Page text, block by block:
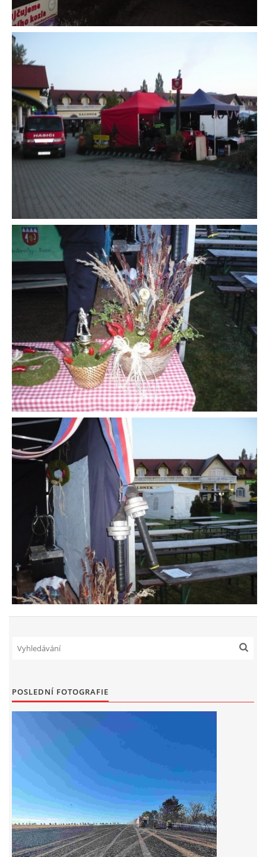
© 2026 eStránky.cz Aktualizováno: 5. 8. 2026
POSLEDNÍ FOTOGRAFIE